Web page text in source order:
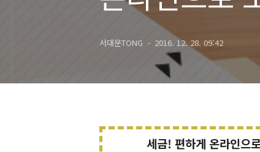
납부조회 사
서대문TONG 2016. 12. 28. 09:42
세금! 편하게 온라인으